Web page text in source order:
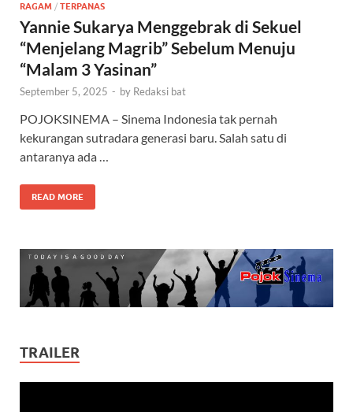
RAGAM / TERPANAS
Yannie Sukarya Menggebrak di Sekuel
“Menjelang Magrib” Sebelum Menuju
“Malam 3 Yasinan”
September 5, 2025 - by Redaksi bat
POJOKSINEMA – Sinema Indonesia tak pernah
kekurangan sutradara generasi baru. Salah satu di
antaranya ada …
READ MORE
TRAILER